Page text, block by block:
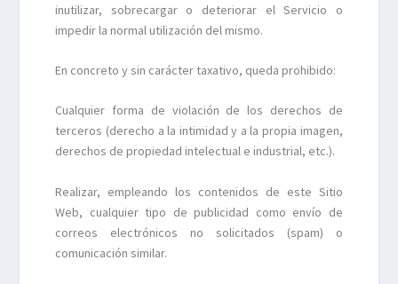
inutilizar, sobrecargar o deteriorar el Servicio o
impedir la normal utilización del mismo.
En concreto y sin carácter taxativo, queda prohibido:
Cualquier forma de violación de los derechos de
terceros (derecho a la intimidad y a la propia imagen,
derechos de propiedad intelectual e industrial, etc.).
Realizar, empleando los contenidos de este Sitio
Web, cualquier tipo de publicidad como envío de
correos electrónicos no solicitados (spam) o
comunicación similar.